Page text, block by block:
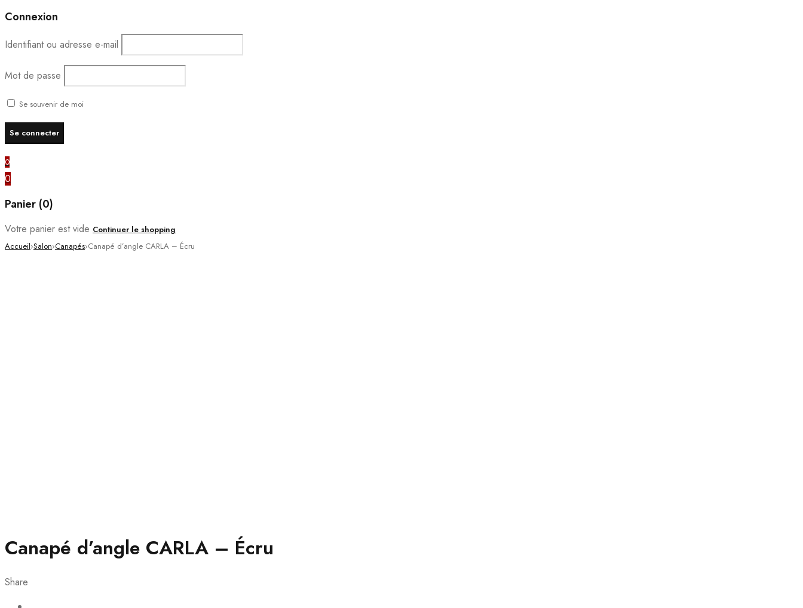
Connexion
Identifiant ou adresse e-mail
Mot de passe
Se souvenir de moi
0
0
Panier (0)
Votre panier est vide Continuer le shopping
Accueil›Salon›Canapés›Canapé d’angle CARLA – Écru
Canapé d’angle CARLA – Écru
Share